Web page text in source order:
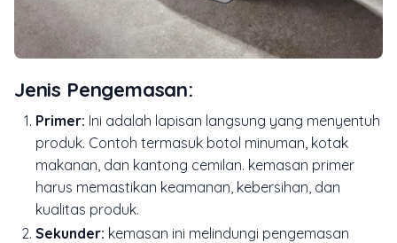
Jenis Pengemasan:
Primer: Ini adalah lapisan langsung yang menyentuh
produk. Contoh termasuk botol minuman, kotak
makanan, dan kantong cemilan. kemasan primer
harus memastikan keamanan, kebersihan, dan
kualitas produk.
Sekunder: kemasan ini melindungi pengemasan